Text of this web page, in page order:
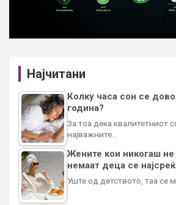
Најчитани
Колку часа сон се
година?
За тоа дека квалитетниот
најважните…
Жените кои никогаш
немаат деца се
Уште од детството, таа се